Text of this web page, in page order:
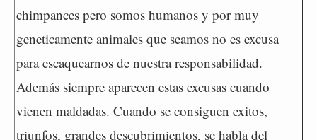
chimpances pero somos humanos y por muy
geneticamente animales que seamos no es excusa
para escaquearnos de nuestra responsabilidad.
Además siempre aparecen estas excusas cuando
vienen maldadas. Cuando se consiguen exitos,
triunfos, grandes descubrimientos, se habla del